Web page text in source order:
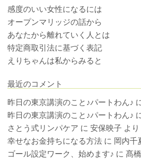
感度のいい女性になるには
オープンマリッジの話から
あなたから離れていく人とは
特定商取引法に基づく表記
えりちゃんは私からみると
最近のコメント
昨日の東京講演のこと♪パートわん♪
昨日の東京講演のこと♪パートわん♪
さとう式リンパケア に 安保映子 より
幸せなお金持ちになる方法 に 岡内千
ゴール設定ワーク、始めます♪ に 髙